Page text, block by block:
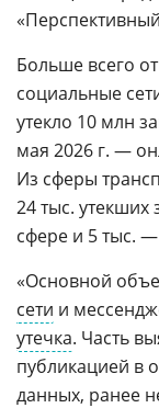
Больше всего
социальные
утекло 10 млн
мая 2026 г. —
Из сферы
24 тыс.
сфере и 5 тыс.
«Основной
сети и
утечка. Часть
публикацией в
данных, ранее